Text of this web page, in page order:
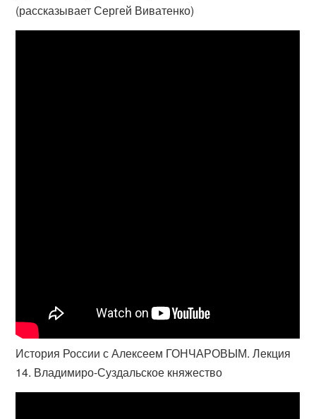
(рассказывает Сергей Виватенко)
История России с Алексеем ГОНЧАРОВЫМ. Лекция
14. Владимиро-Суздальское княжество